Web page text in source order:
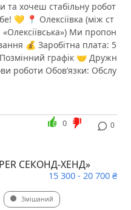
хочеш стабільну робот
💛 📍 Олексіївка (між ст
Ми пропон
💰 Заробітна плата: 5
графік 🤝 Дружн
роботи Обов’язки: Обслу
0
0
СЕКОНД-ХЕНД»
15 300 - 20 700 ₴
Змішаний